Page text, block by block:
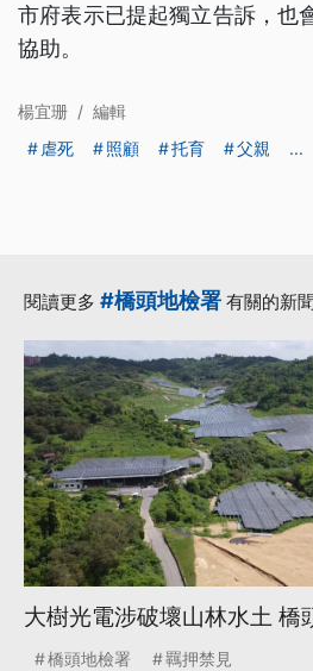
市府表示已提起獨立告訴，也
協助。
楊宜珊 / 編輯
虐死
照顧 托育 父親 ...
閱讀更多 #橋頭地檢署 有關的新聞
大樹光電涉破壞山林水土 橋
橋頭地檢署 羈押禁見